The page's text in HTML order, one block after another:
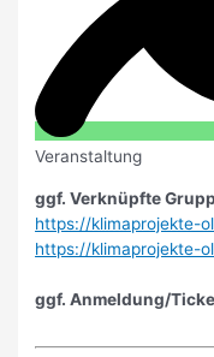
Veranstaltung
ggf. Verknüpfte
https://klimaprojekte-
https://klimaprojekte-
ggf. Anmeldung/